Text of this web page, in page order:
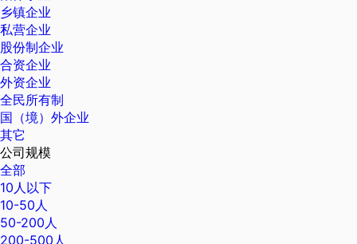
乡镇企业
私营企业
股份制企业
合资企业
外资企业
全民所有制
国（境）外企业
其它
公司规模
全部
10人以下
10-50人
50-200人
200-500人